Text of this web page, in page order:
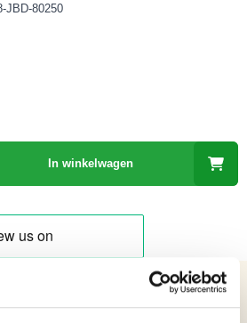
JBD-80250
In winkelwagen